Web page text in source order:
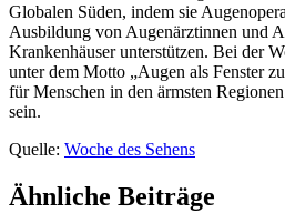
Globalen Süden, indem sie
Ausbildung von Augenärztinnen und
Krankenhäuser unterstützen. Bei der
unter dem Motto „Augen als Fenster
für Menschen in den ärmsten
sein.
Quelle: Woche des Sehens
Ähnliche Beiträge